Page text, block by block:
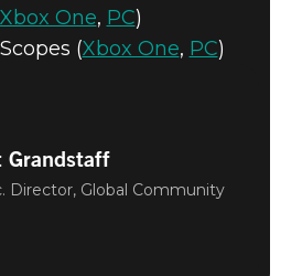
Xbox One, PC)
(Xbox One, PC)
Grandstaff
Director, Global Community